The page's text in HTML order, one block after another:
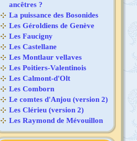
ancêtres ?
La puissance des Bosonides
Les Géroldiens de Genève
Les Faucigny
Les Castellane
Les Montlaur vellaves
Les Poitiers-Valentinois
Les Calmont-d'Olt
Les Comborn
Le comtes d'Anjou (version 2)
Les Clérieu (version 2)
Les Raymond de Mévouillon